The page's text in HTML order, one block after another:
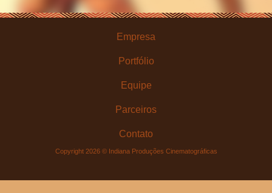
Copyright 2026 © Indiana Produções Cinematográficas
Empresa
Portfólio
Equipe
Parceiros
Contato